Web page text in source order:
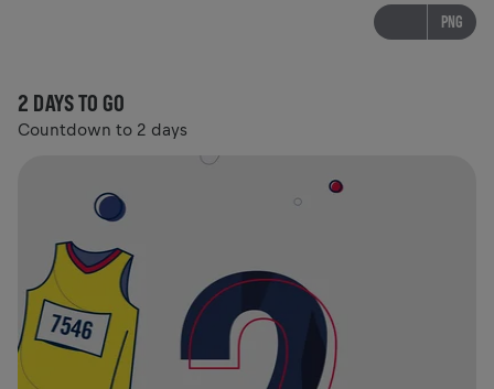
PNG
2 DAYS TO GO
Countdown to 2 days